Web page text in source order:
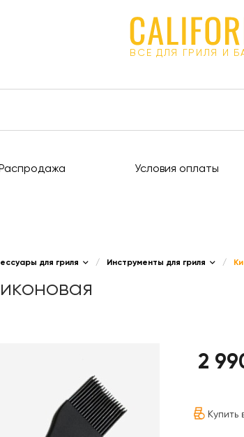
ВСЕ ДЛЯ ГРИЛЯ И
Распродажа Условия оплаты
для гриля / Инструменты для гриля /
2
Купить